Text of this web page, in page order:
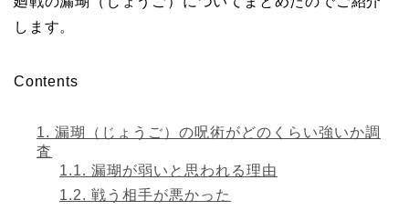
します。
Contents
1. 漏瑚（じょうご）の呪術がどのくらい強いか調
査
1.1. 漏瑚が弱いと思われる理由
1.2. 戦う相手が悪かった